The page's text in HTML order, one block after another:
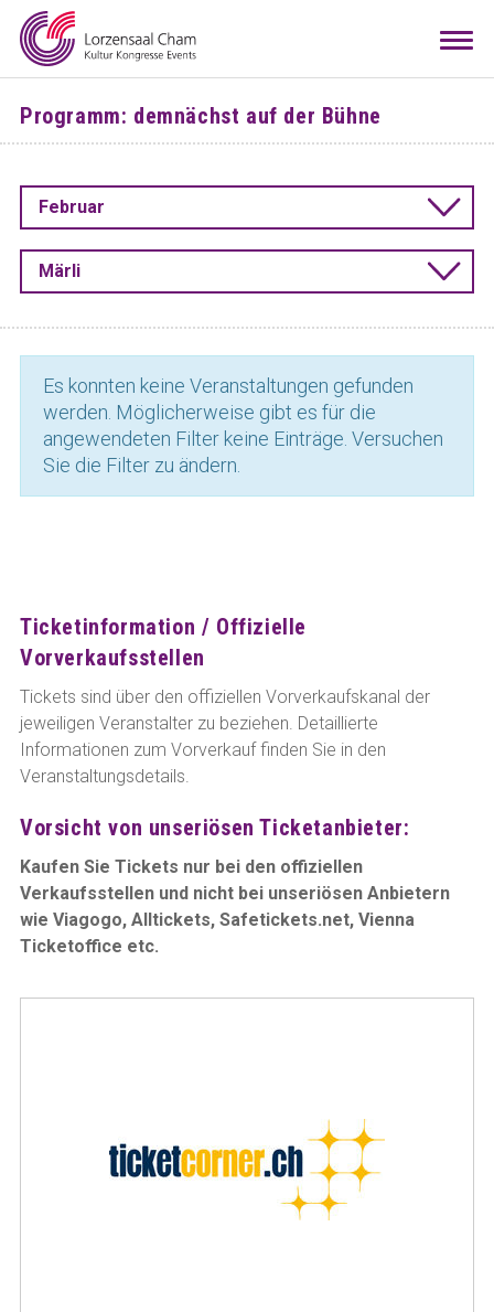
Mieten
Besuchen
Infos
Kontakt Anreise Downloads Raumkonfigurator DE EN
Programm: demnächst auf der Bühne
Februar
Märli
Es konnten keine Veranstaltungen gefunden
werden. Möglicherweise gibt es für die
angewendeten Filter keine Einträge. Versuchen
Sie die Filter zu ändern.
Ticketinformation / Offizielle
Vorverkaufsstellen
Tickets sind über den offiziellen Vorverkaufskanal der
jeweiligen Veranstalter zu beziehen. Detaillierte
Informationen zum Vorverkauf finden Sie in den
Veranstaltungsdetails.
Vorsicht von unseriösen Ticketanbieter:
Kaufen Sie Tickets nur bei den offiziellen
Verkaufsstellen und nicht bei unseriösen Anbietern
wie Viagogo, Alltickets, Safetickets.net, Vienna
Ticketoffice etc.